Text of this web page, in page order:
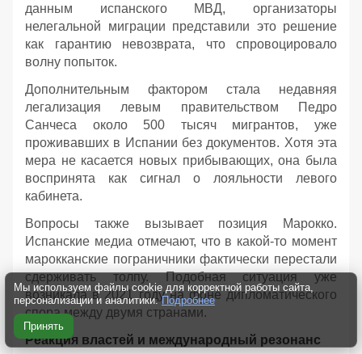
данным испанского МВД, организаторы
нелегальной миграции представили это решение
как гарантию невозврата, что спровоцировало
волну попыток.
Дополнительным фактором стала недавняя
легализация левым правительством Педро
Санчеса около 500 тысяч мигрантов, уже
проживавших в Испании без документов. Хотя эта
мера не касается новых прибывающих, она была
воспринята как сигнал о лояльности левого
кабинета.
Вопросы также вызывает позиция Марокко.
Испанские медиа отмечают, что в какой-то момент
марокканские пограничники фактически перестали
сдерживать толпу. Подобная ситуация уже
возникала в 2021 году на фоне дипломатического
спора между двумя странами.
Реакция властей и международный резонанс
Мы используем файлы cookie для корректной работы сайта,
персонализации и аналитики. Подробнее
Принять